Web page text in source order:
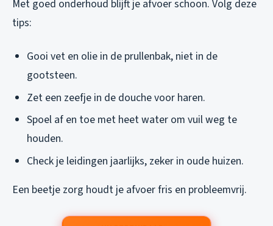
Met goed onderhoud blijft je afvoer schoon. Volg deze
tips:
Gooi vet en olie in de prullenbak, niet in de
gootsteen.
Zet een zeefje in de douche voor haren.
Spoel af en toe met heet water om vuil weg te
houden.
Check je leidingen jaarlijks, zeker in oude huizen.
Een beetje zorg houdt je afvoer fris en probleemvrij.